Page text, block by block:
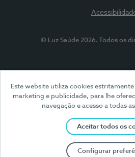
Este website utiliza cookies
marketing e publicidade, para lhe
navegação e acesso a todas
Aceitar todos os
Configurar
© Luz Saúde 2026. Todos os